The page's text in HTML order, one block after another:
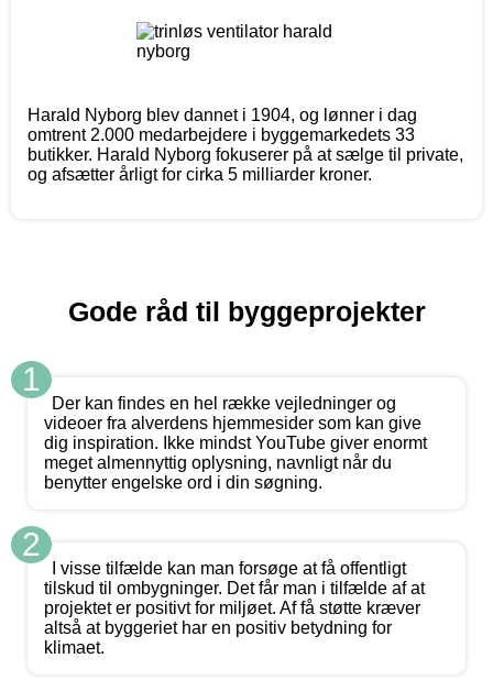
Harald Nyborg blev dannet i 1904, og lønner i dag
omtrent 2.000 medarbejdere i byggemarkedets 33
butikker. Harald Nyborg fokuserer på at sælge til private,
og afsætter årligt for cirka 5 milliarder kroner.
Gode råd til byggeprojekter
1
Der kan findes en hel række vejledninger og
videoer fra alverdens hjemmesider som kan give
dig inspiration. Ikke mindst YouTube giver enormt
meget almennyttig oplysning, navnligt når du
benytter engelske ord i din søgning.
2
I visse tilfælde kan man forsøge at få offentligt
tilskud til ombygninger. Det får man i tilfælde af at
projektet er positivt for miljøet. Af få støtte kræver
altså at byggeriet har en positiv betydning for
klimaet.